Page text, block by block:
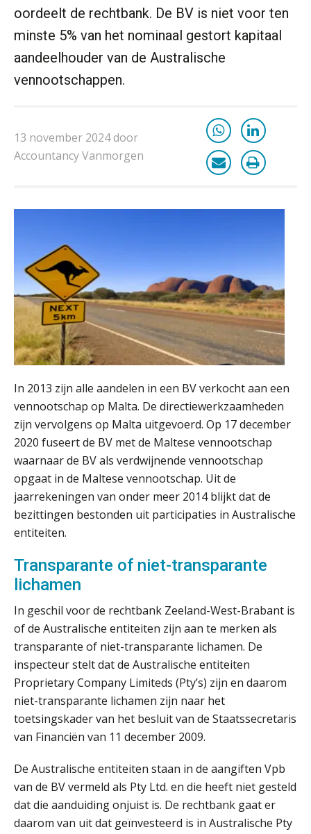
oordeelt de rechtbank. De BV is niet voor ten
minste 5% van het nominaal gestort kapitaal
aandeelhouder van de Australische
vennootschappen.
13 november 2024 door
Accountancy Vanmorgen
In 2013 zijn alle aandelen in een BV verkocht aan een
vennootschap op Malta. De directiewerkzaamheden
zijn vervolgens op Malta uitgevoerd. Op 17 december
2020 fuseert de BV met de Maltese vennootschap
waarnaar de BV als verdwijnende vennootschap
opgaat in de Maltese vennootschap. Uit de
jaarrekeningen van onder meer 2014 blijkt dat de
bezittingen bestonden uit participaties in Australische
entiteiten.
Transparante of niet-transparante
lichamen
In geschil voor de rechtbank Zeeland-West-Brabant is
of de Australische entiteiten zijn aan te merken als
transparante of niet-transparante lichamen. De
inspecteur stelt dat de Australische entiteiten
Proprietary Company Limiteds (Pty’s) zijn en daarom
niet-transparante lichamen zijn naar het
toetsingskader van het besluit van de Staatssecretaris
van Financiën van 11 december 2009.
De Australische entiteiten staan in de aangiften Vpb
van de BV vermeld als Pty Ltd. en die heeft niet gesteld
dat die aanduiding onjuist is. De rechtbank gaat er
daarom van uit dat geïnvesteerd is in Australische Pty
ICT & AI | “Slim automatiseren begint
bij gedrag”
Private equity in accountancy: drie
spanningsvelden die het vak
veranderen
ICT & AI | “Wie bewust kiest, kiest
voor toekomstbestendigheid”
advies is
ICT & AI | De accountant als
rekenwonder